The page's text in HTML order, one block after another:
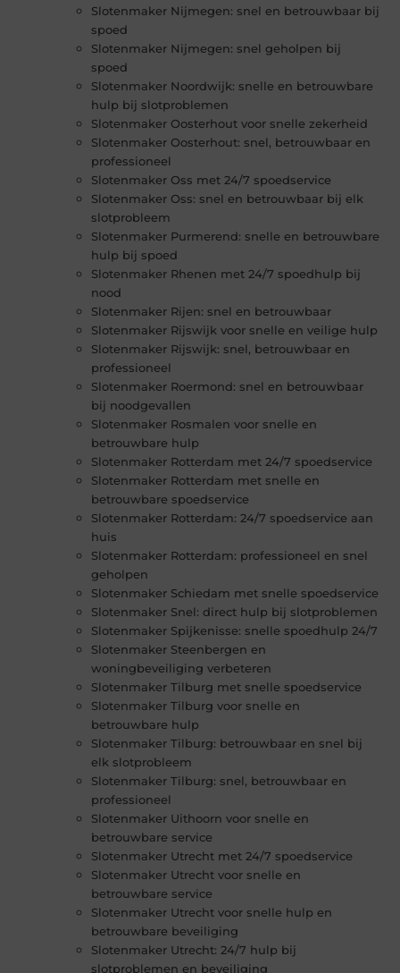
Slotenmaker Nijmegen: snel en betrouwbaar bij
spoed
Slotenmaker Nijmegen: snel geholpen bij
spoed
Slotenmaker Noordwijk: snelle en betrouwbare
hulp bij slotproblemen
Slotenmaker Oosterhout voor snelle zekerheid
Slotenmaker Oosterhout: snel, betrouwbaar en
professioneel
Slotenmaker Oss met 24/7 spoedservice
Slotenmaker Oss: snel en betrouwbaar bij elk
slotprobleem
Slotenmaker Purmerend: snelle en betrouwbare
hulp bij spoed
Slotenmaker Rhenen met 24/7 spoedhulp bij
nood
Slotenmaker Rijen: snel en betrouwbaar
Slotenmaker Rijswijk voor snelle en veilige hulp
Slotenmaker Rijswijk: snel, betrouwbaar en
professioneel
Slotenmaker Roermond: snel en betrouwbaar
bij noodgevallen
Slotenmaker Rosmalen voor snelle en
betrouwbare hulp
Slotenmaker Rotterdam met 24/7 spoedservice
Slotenmaker Rotterdam met snelle en
betrouwbare spoedservice
Slotenmaker Rotterdam: 24/7 spoedservice aan
huis
Slotenmaker Rotterdam: professioneel en snel
geholpen
Slotenmaker Schiedam met snelle spoedservice
Slotenmaker Snel: direct hulp bij slotproblemen
Slotenmaker Spijkenisse: snelle spoedhulp 24/7
Slotenmaker Steenbergen en
woningbeveiliging verbeteren
Slotenmaker Tilburg met snelle spoedservice
Slotenmaker Tilburg voor snelle en
betrouwbare hulp
Slotenmaker Tilburg: betrouwbaar en snel bij
elk slotprobleem
Slotenmaker Tilburg: snel, betrouwbaar en
professioneel
Slotenmaker Uithoorn voor snelle en
betrouwbare service
Slotenmaker Utrecht met 24/7 spoedservice
Slotenmaker Utrecht voor snelle en
betrouwbare service
Slotenmaker Utrecht voor snelle hulp en
betrouwbare beveiliging
Slotenmaker Utrecht: 24/7 hulp bij
slotproblemen en beveiliging